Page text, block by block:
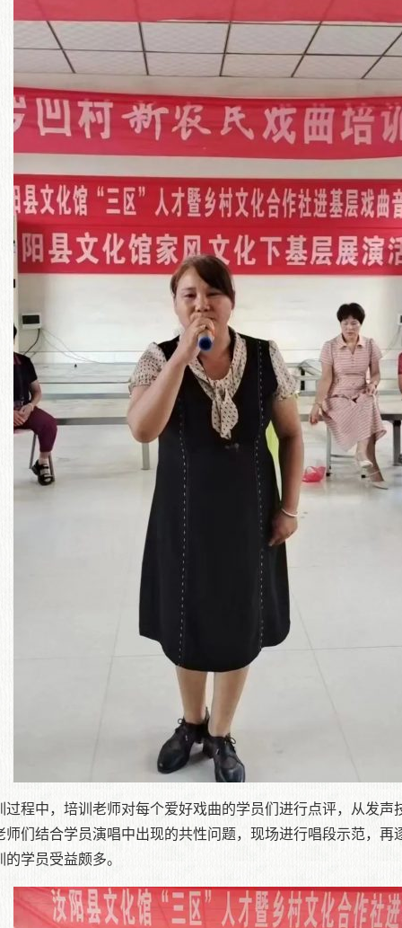
过程中，培训老师对每个爱好戏曲的学员们进行点评，从发
师们结合学员演唱中出现的共性问题，现场进行唱段示范，
的学员受益颇多。